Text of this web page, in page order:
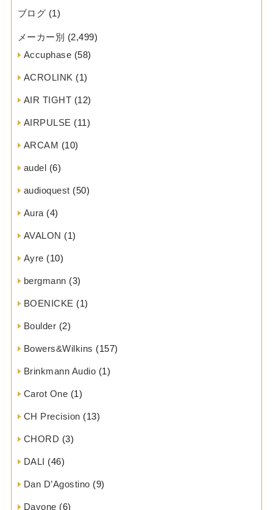
ブログ (1)
メーカー別 (2,499)
Accuphase (58)
ACROLINK (1)
AIR TIGHT (12)
AIRPULSE (11)
ARCAM (10)
audel (6)
audioquest (50)
Aura (4)
AVALON (1)
Ayre (10)
bergmann (3)
BOENICKE (1)
Boulder (2)
Bowers&Wilkins (157)
Brinkmann Audio (1)
Carot One (1)
CH Precision (13)
CHORD (3)
DALI (46)
Dan D’Agostino (9)
Davone (6)